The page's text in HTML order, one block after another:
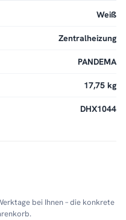
Weiß
Zentralheizung
PANDEMA
17,75 kg
DHX1044
bei Ihnen – die konkrete